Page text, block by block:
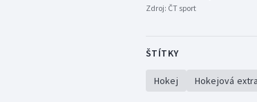
Zdroj: ČT sport
ŠTÍTKY
Hokej Hokejová